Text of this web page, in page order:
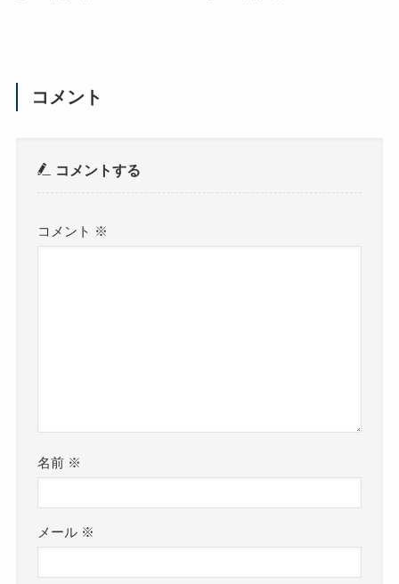
コメント
コメントする
コメント ※
名前 ※
メール ※